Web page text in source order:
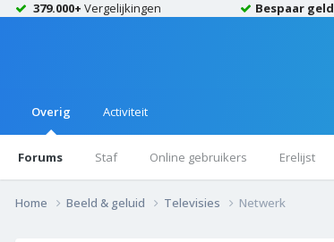
379.000+ Vergelijkingen Bespaar geld
Overig
Forums Staf Online gebruikers Erelijst
Activiteit
Home Beeld & geluid Televisies Netwerk